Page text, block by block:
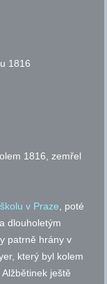
1816
1816, zemřel
v Praze, poté
dlouholetým
patrně hrány v
který byl kolem
ještě